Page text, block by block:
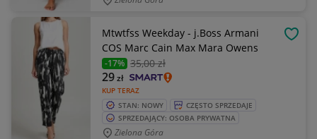
Mtwtfss Weekday - j.Boss Armani
COS Marc Cain Max Mara Owens
-17% 35,00 zł
KUP TERAZ
29zł
STAN: NOWY
CZĘSTO SPRZEDAJE
SPRZEDAJĄCY: OSOBA PRYWATNA
Zielona Góra